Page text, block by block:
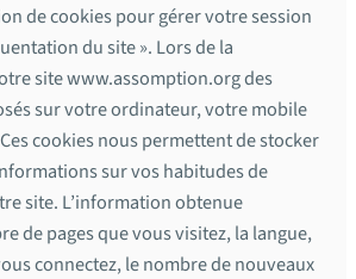
de cookies pour gérer votre session
du site ». Lors de la
site www.assomption.org des
sur votre ordinateur, votre mobile
cookies nous permettent de stocker
sur vos habitudes de
site. L’information obtenue
de pages que vous visitez, la langue,
connectez, le nombre de nouveaux